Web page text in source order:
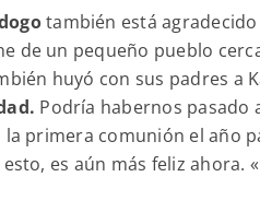
también está
de un pequeño pueblo
huyó con sus padres a
Podría habernos pasado
primera comunión el año
es aún más feliz ahora.